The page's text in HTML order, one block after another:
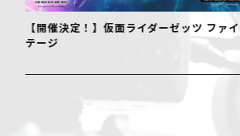
【開催決定！】仮面ライダーゼッツ ファ
テージ